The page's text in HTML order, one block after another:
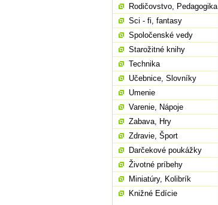
Rodičovstvo, Pedagogika
Sci - fi, fantasy
Spoločenské vedy
Starožitné knihy
Technika
Učebnice, Slovníky
Umenie
Varenie, Nápoje
Zabava, Hry
Zdravie, Šport
Darčekové poukážky
Životné príbehy
Miniatúry, Kolibrík
Knižné Edície